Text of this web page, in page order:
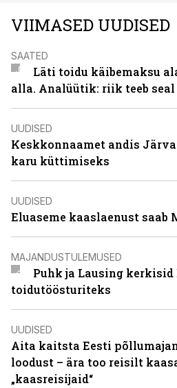
VIIMASED UUDISED
SAATED
Läti toidu käibemaksu
alla. Analüütik: riik teeb
UUDISED
Keskkonnaamet andis
karu küttimiseks
UUDISED
Eluaseme kaaslaenust saab
MAJANDUSTULEMUSED
Puhk ja Lausing
toidutöösturiteks
UUDISED
Aita kaitsta Eesti
loodust – ära too reisilt
„kaasreisijaid“